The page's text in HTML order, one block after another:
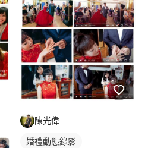
陳光偉
婚禮動態錄影